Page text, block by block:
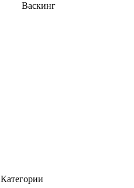
Васкинг
Категории